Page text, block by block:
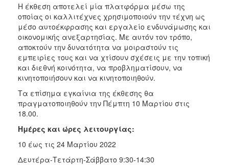
Η έκθεση αποτελεί μία πλατφόρμα μέσω της
οποίας οι καλλιτέχνες χρησιμοποιούν την τέχνη ως
μέσο αυτοέκφρασης και εργαλείο ενδυνάμωσης και
οικονομικής ανεξαρτησίας. Με αυτόν τον τρόπο,
αποκτούν την δυνατότητα να μοιραστούν τις
εμπειρίες τους και να χτίσουν σχέσεις με την τοπική
και διεθνή κοινότητα, να προβληματίσουν, να
κινητοποιήσουν και να κινητοποιηθούν.
Τα επίσημα εγκαίνια της έκθεσης θα
πραγματοποιηθούν την Πέμπτη 10 Μαρτίου στις
18.00.
Ημέρες και ώρες λειτουργίας:
10 έως τις 24 Μαρτίου 2022
Δευτέρα-Τετάρτη-Σάββατο 9:30-14:30